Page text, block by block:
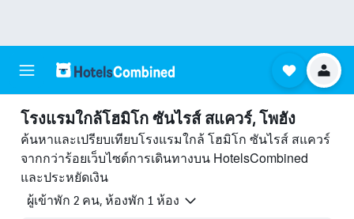
โรงแรมใกล้โฮมิโก ซันไรส์ สแควร์, โพฮัง
ค้นหาและเปรียบเทียบโรงแรมใกล้ โฮมิโก ซันไรส์ สแควร์
จากกว่าร้อยเว็บไซต์การเดินทางบน HotelsCombined
และประหยัดเงิน
ผู้เข้าพัก 2 คน, ห้องพัก 1 ห้อง